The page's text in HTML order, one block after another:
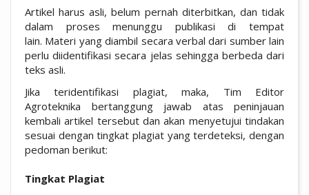
Artikel harus asli, belum pernah diterbitkan, dan tidak
dalam proses menunggu publikasi di tempat
lain. Materi yang diambil secara verbal dari sumber lain
perlu diidentifikasi secara jelas sehingga berbeda dari
teks asli.
Jika teridentifikasi plagiat, maka, Tim Editor
Agroteknika bertanggung jawab atas peninjauan
kembali artikel tersebut dan akan menyetujui tindakan
sesuai dengan tingkat plagiat yang terdeteksi, dengan
pedoman berikut:
Tingkat Plagiat